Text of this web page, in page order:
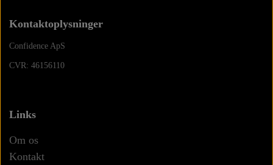
Kontaktoplysninger
Confidence ApS
CVR: 46156110
Links
Om os
Kontakt